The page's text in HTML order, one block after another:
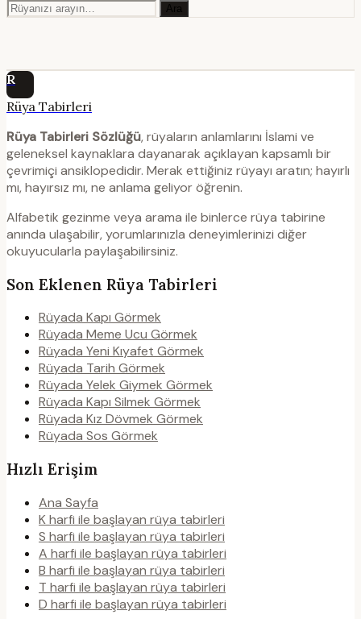
Ara
R
Rüya Tabirleri
Rüya Tabirleri Sözlüğü, rüyaların anlamlarını İslami ve
geleneksel kaynaklara dayanarak açıklayan kapsamlı bir
çevrimiçi ansiklopedidir. Merak ettiğiniz rüyayı aratın; hayırlı
mı, hayırsız mı, ne anlama geliyor öğrenin.
Alfabetik gezinme veya arama ile binlerce rüya tabirine
anında ulaşabilir, yorumlarınızla deneyimlerinizi diğer
okuyucularla paylaşabilirsiniz.
Son Eklenen Rüya Tabirleri
Rüyada Kapı Görmek
Rüyada Meme Ucu Görmek
Rüyada Yeni Kıyafet Görmek
Rüyada Tarih Görmek
Rüyada Yelek Giymek Görmek
Rüyada Kapı Silmek Görmek
Rüyada Kız Dövmek Görmek
Rüyada Sos Görmek
Hızlı Erişim
Ana Sayfa
K harfi ile başlayan rüya tabirleri
S harfi ile başlayan rüya tabirleri
A harfi ile başlayan rüya tabirleri
B harfi ile başlayan rüya tabirleri
T harfi ile başlayan rüya tabirleri
D harfi ile başlayan rüya tabirleri